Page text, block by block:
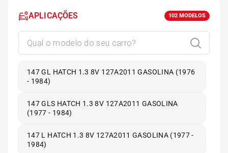
APLICAÇÕES 102 MODELOS
147 GL HATCH 1.3 8V 127A2011 GASOLINA (1976
- 1984)
147 GLS HATCH 1.3 8V 127A2011 GASOLINA
(1977 - 1984)
147 L HATCH 1.3 8V 127A2011 GASOLINA (1977 -
1984)